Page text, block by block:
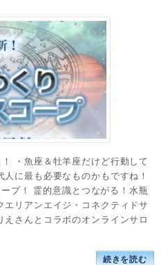
・魚座＆牡羊座だけど行動して
に最も必要なものかもですね！
プ！ 霊的意識とつながる！水瓶
リアンエイジ・コネクティドサ
さんとコラボのオンラインサロ
続きを読む